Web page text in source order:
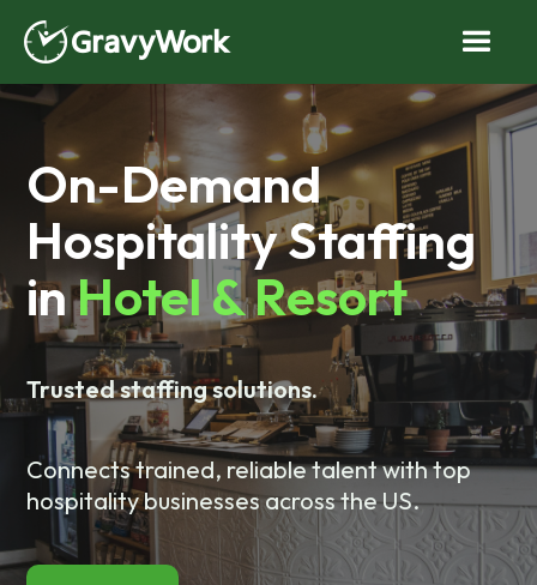
On-Demand
Hospitality Staffing
inHotel & Resort
Trusted staffing solutions.
Connects trained, reliable talent with top
hospitality businesses across the US.